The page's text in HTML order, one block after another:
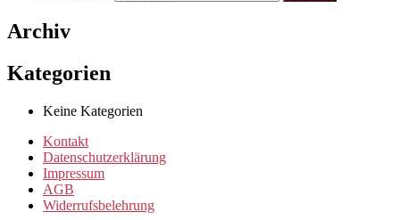
.
Clubmitglied werden ?
Archiv
Kategorien
Keine Kategorien
Kontakt
Datenschutzerklärung
Impressum
AGB
Widerrufsbelehrung